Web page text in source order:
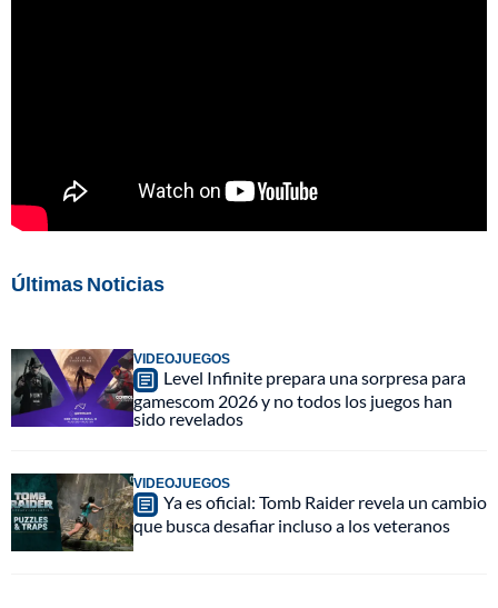
Últimas Noticias
VIDEOJUEGOS
Level Infinite prepara una sorpresa para
gamescom 2026 y no todos los juegos han
sido revelados
VIDEOJUEGOS
Ya es oficial: Tomb Raider revela un cambio
que busca desafiar incluso a los veteranos